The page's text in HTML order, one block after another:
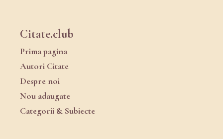
Citate.club
Prima pagina
Autori Citate
Despre noi
Nou adaugate
Categorii & Subiecte